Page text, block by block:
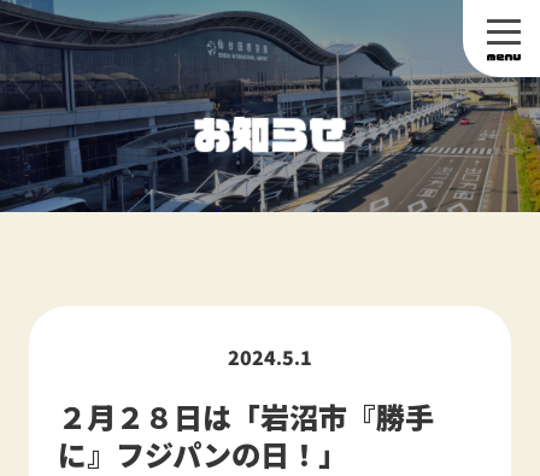
2024.5.1
２月２８日は「岩沼市『勝手
に』フジパンの日！」